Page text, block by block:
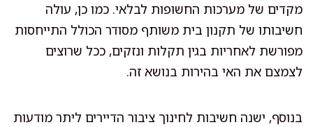
מקדים של מערכות החשופות לבלאי. כמו כן, עולה
חשיבותו של תקנון בית משותף מסודר הכולל התייחסות
מפורשת לאחריות בגין תקלות ונזקים, ככל שרוצים
לצמצם את האי בהירות בנושא זה.
בנוסף, ישנה חשיבות לחינוך ציבור הדיירים ליתר מודעות